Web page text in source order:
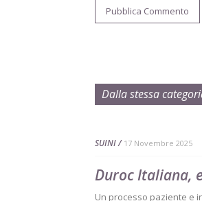
Dalla stessa
SUINI 17 Novembre 2025
Duroc Italiana,
Un processo paziente e